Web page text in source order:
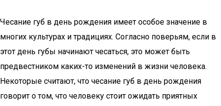
Чесание губ в день рождения имеет особое значение в
многих культурах и традициях. Согласно поверьям, если в
этот день губы начинают чесаться, это может быть
предвестником каких-то изменений в жизни человека.
Некоторые считают, что чесание губ в день рождения
говорит о том, что человеку стоит ожидать приятных